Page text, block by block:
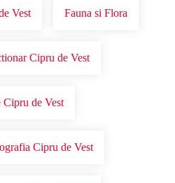
Vest Fauna si Flora
Cipru de Vest
Cipru de Vest
Cipru de Vest